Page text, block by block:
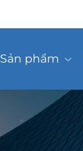
Sản phẩm